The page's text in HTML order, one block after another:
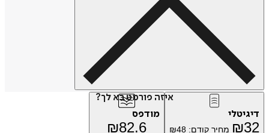
איזה פורמט בא לך?
דיגיטלי
₪32 מחיר קודם: ₪48
מודפס
₪82.6